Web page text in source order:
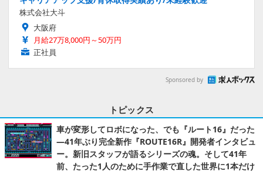
株式会社大斗
大阪府
月給27万8,000円～50万円
正社員
Sponsored by
トピックス
車が変形してロボになった、でも『ルート16』だった
―41年ぶり完全新作『ROUTE16R』開発者インタビュ
ー。新旧スタッフが語るシリーズの魂。そして41年
前、たった1人のために手作業で直した世界に1本だけ